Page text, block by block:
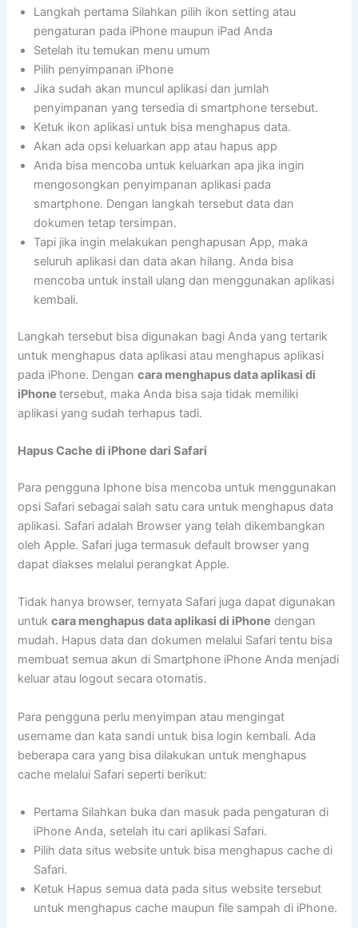
Langkah pertama Silahkan pilih ikon setting atau
pengaturan pada iPhone maupun iPad Anda
Setelah itu temukan menu umum
Pilih penyimpanan iPhone
Jika sudah akan muncul aplikasi dan jumlah
penyimpanan yang tersedia di smartphone tersebut.
Ketuk ikon aplikasi untuk bisa menghapus data.
Akan ada opsi keluarkan app atau hapus app
Anda bisa mencoba untuk keluarkan apa jika ingin
mengosongkan penyimpanan aplikasi pada
smartphone. Dengan langkah tersebut data dan
dokumen tetap tersimpan.
Tapi jika ingin melakukan penghapusan App, maka
seluruh aplikasi dan data akan hilang. Anda bisa
mencoba untuk install ulang dan menggunakan aplikasi
kembali.
Langkah tersebut bisa digunakan bagi Anda yang tertarik
untuk menghapus data aplikasi atau menghapus aplikasi
pada iPhone. Dengancara menghapus data aplikasi di
iPhonetersebut, maka Anda bisa saja tidak memiliki
aplikasi yang sudah terhapus tadi.
Hapus Cache di iPhone dari Safari
Para pengguna Iphone bisa mencoba untuk menggunakan
opsi Safari sebagai salah satu cara untuk menghapus data
aplikasi. Safari adalah Browser yang telah dikembangkan
oleh Apple. Safari juga termasuk default browser yang
dapat diakses melalui perangkat Apple.
Tidak hanya browser, ternyata Safari juga dapat digunakan
untukcara menghapus data aplikasi di iPhone dengan
mudah. Hapus data dan dokumen melalui Safari tentu bisa
membuat semua akun di Smartphone iPhone Anda menjadi
keluar atau logout secara otomatis.
Para pengguna perlu menyimpan atau mengingat
username dan kata sandi untuk bisa login kembali. Ada
beberapa cara yang bisa dilakukan untuk menghapus
cache melalui Safari seperti berikut:
Pertama Silahkan buka dan masuk pada pengaturan di
iPhone Anda, setelah itu cari aplikasi Safari.
Pilih data situs website untuk bisa menghapus cache di
Safari.
Ketuk Hapus semua data pada situs website tersebut
untuk menghapus cache maupun file sampah di iPhone.